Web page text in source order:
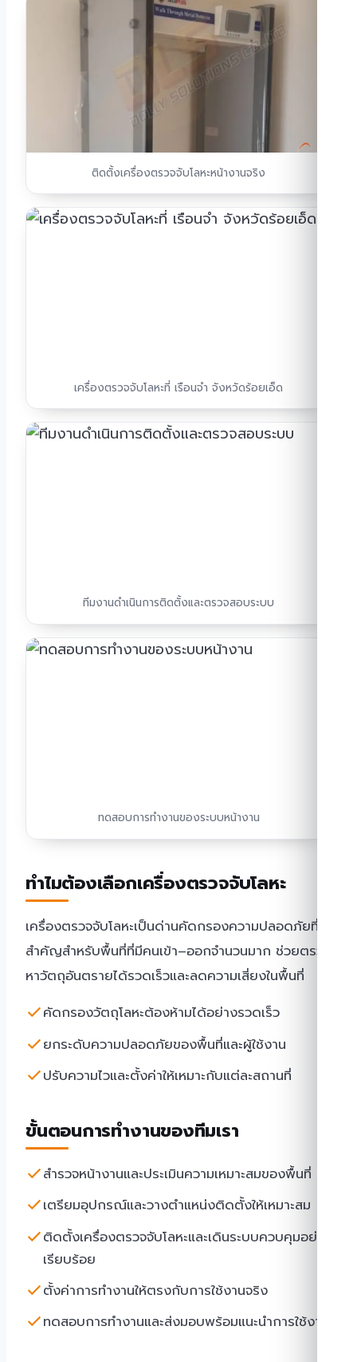
ติดตั้งเครื่องตรวจจับโลหะหน้างานจริง
เครื่องตรวจจับโลหะที่ เรือนจำ จังหวัดร้อยเอ็ด
ทีมงานดำเนินการติดตั้งและตรวจสอบระบบ
ทดสอบการทำงานของระบบหน้างาน
ทำไมต้องเลือกเครื่องตรวจจับโลหะ
เครื่องตรวจจับโลหะเป็นด่านคัดกรองความปลอดภัยที่
สำคัญสำหรับพื้นที่ที่มีคนเข้า–ออกจำนวนมาก ช่วยตรวจ
หาวัตถุอันตรายได้รวดเร็วและลดความเสี่ยงในพื้นที่
คัดกรองวัตถุโลหะต้องห้ามได้อย่างรวดเร็ว
ยกระดับความปลอดภัยของพื้นที่และผู้ใช้งาน
ปรับความไวและตั้งค่าให้เหมาะกับแต่ละสถานที่
ขั้นตอนการทำงานของทีมเรา
สำรวจหน้างานและประเมินความเหมาะสมของพื้นที่
เตรียมอุปกรณ์และวางตำแหน่งติดตั้งให้เหมาะสม
ติดตั้งเครื่องตรวจจับโลหะและเดินระบบควบคุมอย่าง
เรียบร้อย
ตั้งค่าการทำงานให้ตรงกับการใช้งานจริง
ทดสอบการทำงานและส่งมอบพร้อมแนะนำการใช้งาน